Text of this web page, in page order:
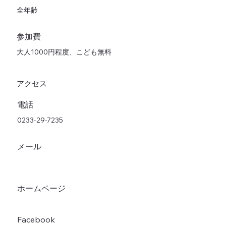
全年齢
参加費
大人1000円程度、こども無料
アクセス
電話
0233-29-7235
メール
ホームページ
Facebook